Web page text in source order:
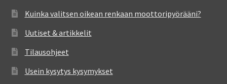
Kuinka valitsen oikean renkaan moottoripyörääni?
Uutiset & artikkelit
Tilausohjeet
Usein kysytys kysymykset